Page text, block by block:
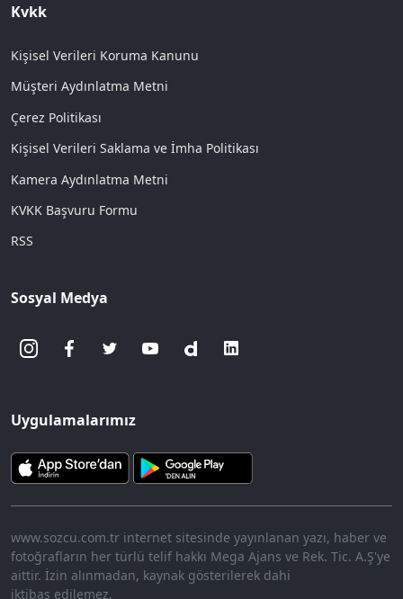
Kvkk
Kişisel Verileri Koruma Kanunu
Müşteri Aydınlatma Metni
Çerez Politikası
Kişisel Verileri Saklama ve İmha Politikası
Kamera Aydınlatma Metni
KVKK Başvuru Formu
RSS
Sosyal Medya
Uygulamalarımız
www.sozcu.com.tr internet sitesinde yayınlanan yazı, haber ve
fotoğrafların her türlü telif hakkı Mega Ajans ve Rek. Tic. A.Ş'ye
aittir. İzin alınmadan, kaynak gösterilerek dahi
iktibas edilemez.